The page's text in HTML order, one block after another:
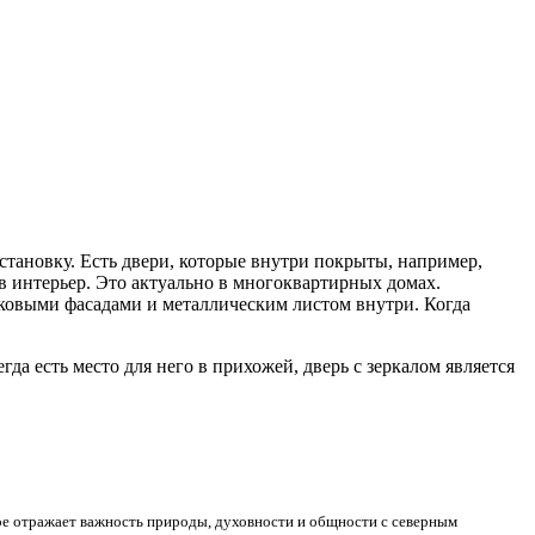
Есть двери, которые внутри покрыты, например,
Это актуально в многоквартирных домах.
фасадами и металлическим листом внутри. Когда
есть место для него в прихожей, дверь с зеркалом является
отражает важность природы, духовности и общности с северным